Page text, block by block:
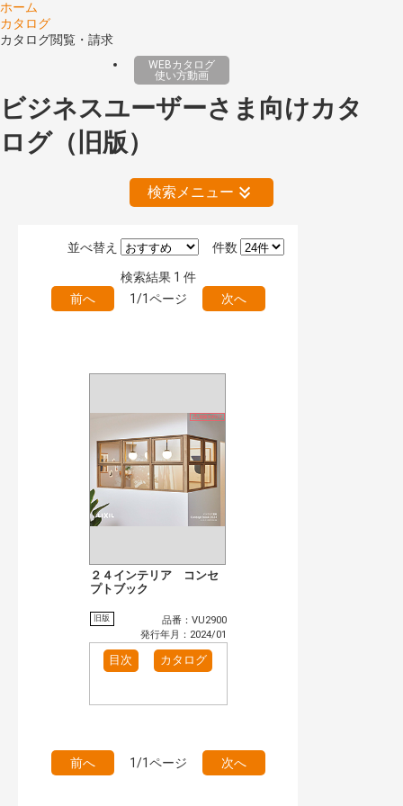
ホーム
カタログ
カタログ閲覧・請求
WEBカタログ
使い方動画
ビジネスユーザーさま向けカタ
ログ（旧版）
検索メニュー
絞り込みの解除
キーワード検索（あいまい）
おすすめハッシュタグ
まずはここから（1）
施工イメージ・アイデア集（1）
リフォームおすすめ（2）
カテゴリー
インテリアファブリック（1）
エクステリア（5）
タイル建材（2）
検索
件数
並べ替え
検索結果 1 件
前へ
1/1ページ 次へ
２４インテリア コンセ
プトブック
旧版
品番：VU2900
発行年月：2024/01
目次 カタログ
前へ 1/1ページ 次へ